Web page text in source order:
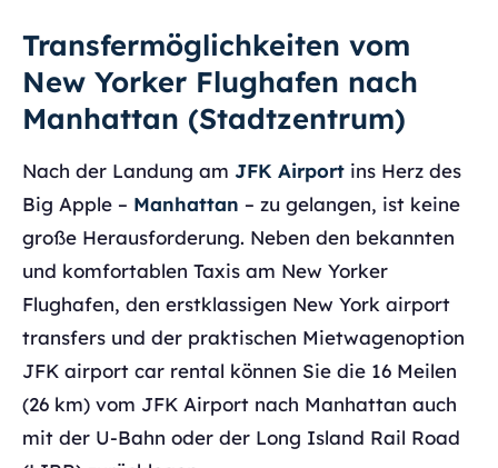
Transfermöglichkeiten vom
New Yorker Flughafen nach
Manhattan (Stadtzentrum)
Nach der Landung am JFK Airport ins Herz des
Big Apple – Manhattan – zu gelangen, ist keine
große Herausforderung. Neben den bekannten
und komfortablen Taxis am New Yorker
Flughafen, den erstklassigen New York airport
transfers und der praktischen Mietwagenoption
JFK airport car rental können Sie die 16 Meilen
(26 km) vom JFK Airport nach Manhattan auch
mit der U-Bahn oder der Long Island Rail Road